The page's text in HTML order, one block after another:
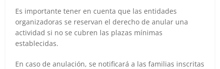
Es importante tener en cuenta que las entidades
organizadoras se reservan el derecho de anular una
actividad si no se cubren las plazas mínimas
establecidas.
En caso de anulación, se notificará a las familias inscritas